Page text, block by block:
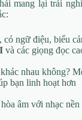
mang lại trải
có ngữ điệu, biểu
và các giọng đọc
nhau không?
bạn linh hoạt hơn
âm với nhạc nền